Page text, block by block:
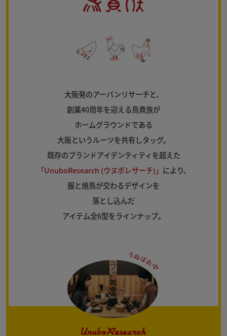
大阪発のアーバンリサーチと、
創業40周年を迎える鳥貴族が
ホームグラウンドである
大阪というルーツを共有しタッグ。
既存のブランドアイデンティティを超えた
「UnuboResearch (ウヌボレサーチ)」 により、
服と焼鳥が交わるデザインを
落とし込んだ
アイテム全6型をラインナップ。